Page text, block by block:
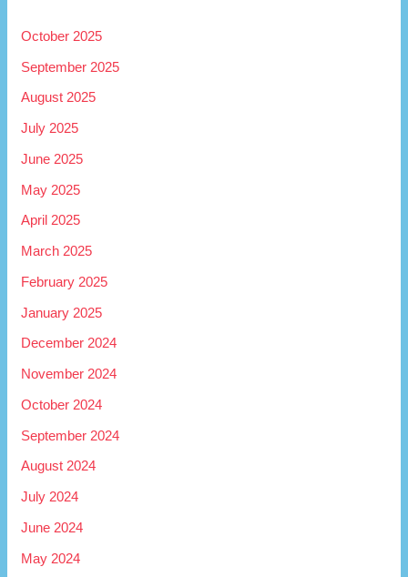
October 2025
September 2025
August 2025
July 2025
June 2025
May 2025
April 2025
March 2025
February 2025
January 2025
December 2024
November 2024
October 2024
September 2024
August 2024
July 2024
June 2024
May 2024